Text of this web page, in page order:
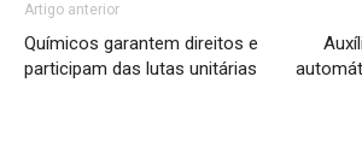
Artigo anterior
Químicos garantem direitos e
participam das lutas unitárias